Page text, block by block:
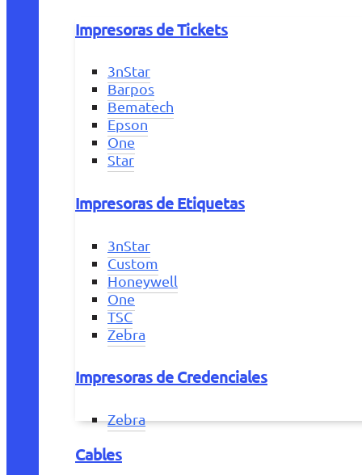
Impresoras de Tickets
3nStar
Barpos
Bematech
Epson
One
Star
Impresoras de Etiquetas
3nStar
Custom
Honeywell
One
TSC
Zebra
Impresoras de Credenciales
Zebra
Cables